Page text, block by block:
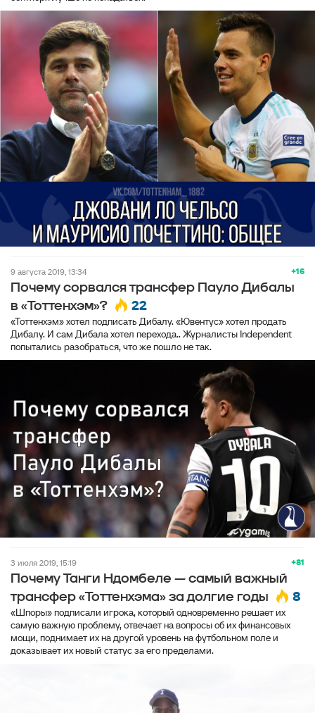
+16
9 августа 2019, 13:34
Почему сорвался трансфер Пауло Дибалы
в «Тоттенхэм»?
22
«Тоттенхэм» хотел подписать Дибалу. «Ювентус» хотел продать
Дибалу. И сам Дибала хотел перехода.. Журналисты Independent
попытались разобраться, что же пошло не так.
+81
3 июля 2019, 15:19
Почему Танги Ндомбеле — самый важный
трансфер «Тоттенхэма» за долгие годы
8
«Шпоры» подписали игрока, который одновременно решает их
самую важную проблему, отвечает на вопросы об их финансовых
мощи, поднимает их на другой уровень на футбольном поле и
доказывает их новый статус за его пределами.